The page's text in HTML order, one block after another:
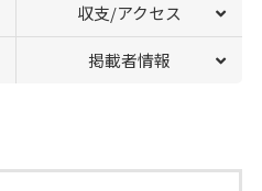
収支/アクセス
掲載者情報